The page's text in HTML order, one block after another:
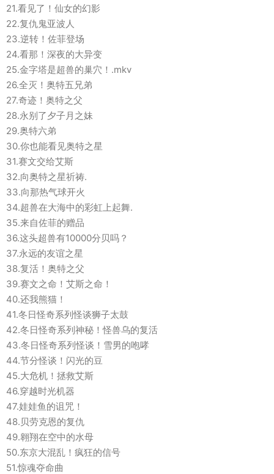
21.看见了！仙女的幻影
22.复仇鬼亚波人
23.逆转！佐菲登场
24.看那！深夜的大异变
25.金字塔是超兽的巢穴！.mkv
26.全灭！奥特五兄弟
27.奇迹！奥特之父
28.永别了夕子月之妹
29.奥特六弟
30.你也能看见奥特之星
31.赛文交给艾斯
32.向奥特之星祈祷.
33.向那热气球开火
34.超兽在大海中的彩虹上起舞.
35.来自佐菲的赠品
36.这头超兽有10000分贝吗？
37.永远的友谊之星
38.复活！奥特之父
39.赛文之命！艾斯之命！
40.还我熊猫！
41.冬日怪奇系列怪谈狮子太鼓
42.冬日怪奇系列神秘！怪兽乌的复活
43.冬日怪奇系列怪谈！雪男的咆哮
44.节分怪谈！闪光的豆
45.大危机！拯救艾斯
46.穿越时光机器
47.娃娃鱼的诅咒！
48.贝劳克恩的复仇
49.翱翔在空中的水母
50.东京大混乱！疯狂的信号
51.惊魂夺命曲